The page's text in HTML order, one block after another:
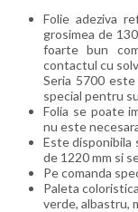
Folie adeziva
grosimea de
foarte bun
contactul cu
Seria 5700
special pentru
Folia se poate
nu este
Este disponibila
de 1220 mm si
Pe comanda
Paleta
verde, albastru,